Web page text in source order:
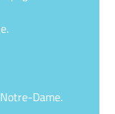
Dame.